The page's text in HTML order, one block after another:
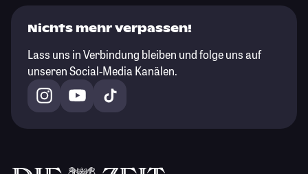
Nichts mehr verpassen!
Lass uns in Verbindung bleiben und folge uns auf
unseren Social-Media Kanälen.